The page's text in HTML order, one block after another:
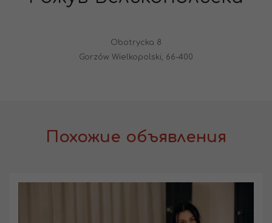
Obotrycka 8
Gorzów Wielkopolski, 66-400
Похожие объявления